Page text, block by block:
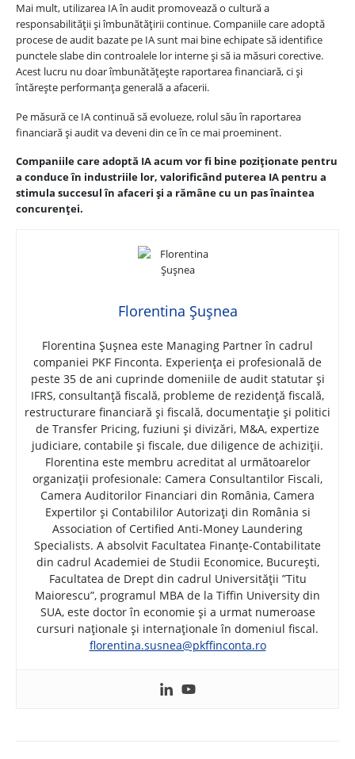
Mai mult, utilizarea IA în audit promovează o cultură a
responsabilității și îmbunătățirii continue. Companiile care adoptă
procese de audit bazate pe IA sunt mai bine echipate să identifice
punctele slabe din controalele lor interne și să ia măsuri corective.
Acest lucru nu doar îmbunătățește raportarea financiară, ci și
întărește performanța generală a afacerii.
Pe măsură ce IA continuă să evolueze, rolul său în raportarea
financiară și audit va deveni din ce în ce mai proeminent.
Companiile care adoptă IA acum vor fi bine poziționate pentru
a conduce în industriile lor, valorificând puterea IA pentru a
stimula succesul în afaceri și a rămâne cu un pas înaintea
concurenței.
Florentina Șușnea
Florentina Șușnea este Managing Partner în cadrul
companiei PKF Finconta. Experiența ei profesională de
peste 35 de ani cuprinde domeniile de audit statutar și
IFRS, consultanță fiscală, probleme de rezidență fiscală,
restructurare financiară și fiscală, documentație și politici
de Transfer Pricing, fuziuni și divizări, M&A, expertize
judiciare, contabile și fiscale, due diligence de achiziții.
Florentina este membru acreditat al următoarelor
organizații profesionale: Camera Consultantilor Fiscali,
Camera Auditorilor Financiari din România, Camera
Expertilor și Contabililor Autorizați din România si
Association of Certified Anti-Money Laundering
Specialists. A absolvit Facultatea Finanțe-Contabilitate
din cadrul Academiei de Studii Economice, București,
Facultatea de Drept din cadrul Universității ”Titu
Maiorescu”, programul MBA de la Tiffin University din
SUA, este doctor în economie și a urmat numeroase
cursuri naționale și internaționale în domeniul fiscal.
florentina.susnea@pkffinconta.ro